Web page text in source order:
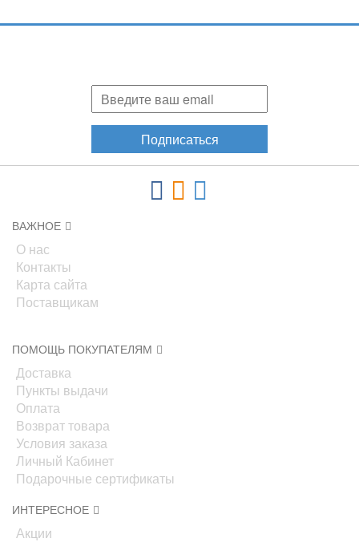
Подписаться
ВАЖНОЕ
О нас
Контакты
Карта сайта
Поставщикам
ПОМОЩЬ ПОКУПАТЕЛЯМ
Доставка
Пункты выдачи
Оплата
Возврат товара
Условия заказа
Личный Кабинет
Подарочные сертификаты
ИНТЕРЕСНОЕ
Акции